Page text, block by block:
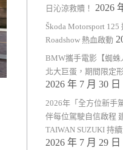
日沁涼救贖！
2026
Škoda Motorsport 125
Roadshow 熱血啟動
BMW攜手電影【蜘蛛
北大巨蛋，期間限定
2026 年 7 月 30 日
2026年「全方位新手
伴每位駕駛自信啟程
TAIWAN SUZUKI 持
2026 年 7 月 29 日